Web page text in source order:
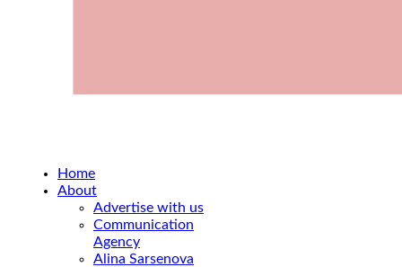
Home
About
Advertise with us
Communication
Agency
Alina Sarsenova